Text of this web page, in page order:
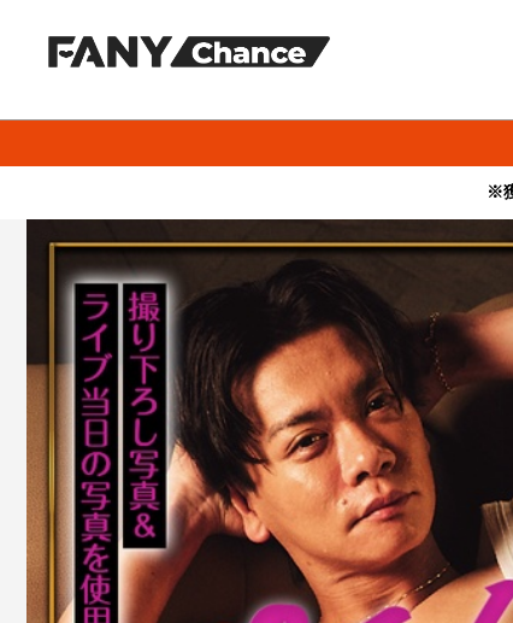
※
・本サービスで獲得された景品をオークション等へ出品する
・本サービスで獲得された動画･画像･ボイス等のデジタルコ
・当選権利は当選者ご本人のみ有効となります。当選権利の譲